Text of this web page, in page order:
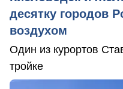
десятку городов
воздухом
Один из курортов
тройке